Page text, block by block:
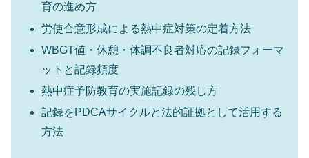
育の進め方
労使合意形成による熱中症対策の定着方法
WBGT値・休憩・体調不良者対応の記録フォーマ
ットと記録頻度
熱中症予防教育の実施記録の残し方
記録をPDCAサイクルと法的証拠として活用する
方法